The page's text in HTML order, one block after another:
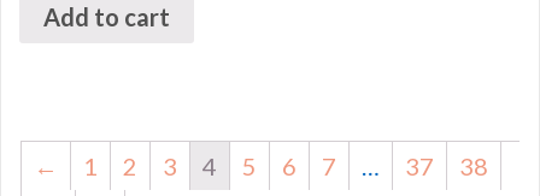
Add to cart
← 1 2 3 4 5 6 7 … 37
38